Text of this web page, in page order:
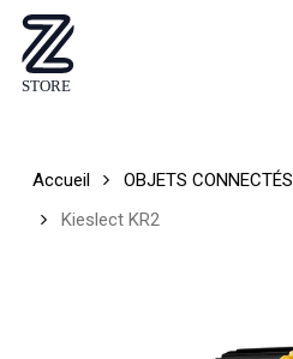
Skip
main
Accueil OBJETS CONNECTÉS
Kieslect KR2